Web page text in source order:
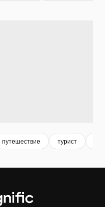
путешествие турист